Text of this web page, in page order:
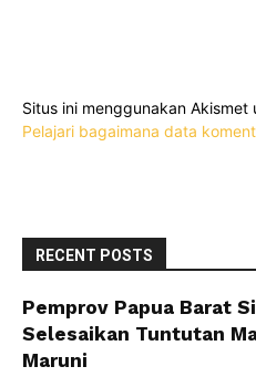
Situs ini menggunakan
Pelajari bagaimana data
RECENT POSTS
Pemprov Papua Barat
Selesaikan Tuntutan
Maruni